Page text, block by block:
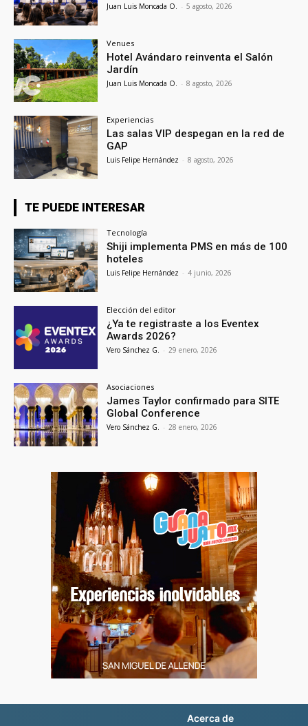
Juan Luis Moncada O. - 5 agosto, 2026
Venues
Hotel Avándaro reinventa el Salón
Jardín
Juan Luis Moncada O. - 8 agosto, 2026
Experiencias
Las salas VIP despegan en la red de
GAP
Luis Felipe Hernández - 8 agosto, 2026
TE PUEDE INTERESAR
Tecnología
Shiji implementa PMS en más de 100
hoteles
Luis Felipe Hernández - 4 junio, 2026
Elección del editor
¿Ya te registraste a los Eventex
Awards 2026?
Vero Sánchez G. - 29 enero, 2026
Asociaciones
James Taylor confirmado para SITE
Global Conference
Vero Sánchez G. - 28 enero, 2026
Acerca de